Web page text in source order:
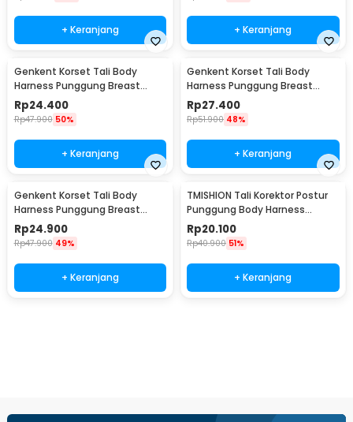
+ Keranjang + Keranjang
Genkent Korset Tali Body
Harness Punggung Breast
Support S - BBJ-16
Rp24.400
Rp47.900 50%
+ Keranjang
Genkent Korset Tali Body
Harness Punggung Breast
Support M - BBJ-16
Rp27.400
Rp51.900 48%
+ Keranjang
Genkent Korset Tali Body
Harness Punggung Breast
Support L - BBJ-16
Rp24.900
Rp47.900 49%
+ Keranjang
TMISHION Tali Korektor Postur
Punggung Body Harness
Posture Corrector - BBJ-16
Rp20.100
Rp40.900 51%
+ Keranjang